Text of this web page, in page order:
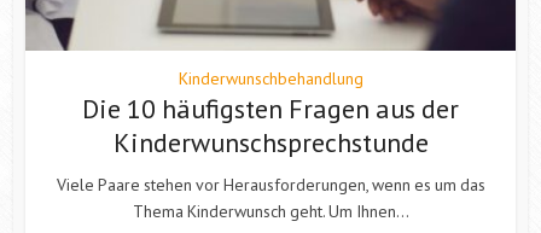
Kinderwunschbehandlung
Die 10 häufigsten Fragen aus der
Kinderwunschsprechstunde
Viele Paare stehen vor Herausforderungen, wenn es um das
Thema Kinderwunsch geht. Um Ihnen...